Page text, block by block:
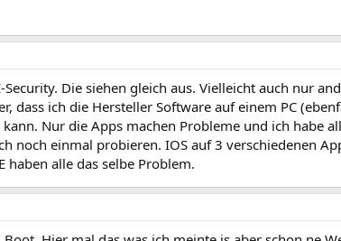
Die siehen gleich aus. Vielleicht auch nur
dass ich die Hersteller Software auf einem PC
Nur die Apps machen Probleme und ich habe
noch einmal probieren. IOS auf 3 verschiedenen
haben alle das selbe Problem.